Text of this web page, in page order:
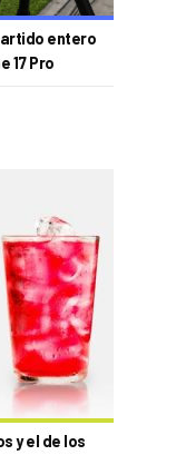
entero
17 Pro
y el de los